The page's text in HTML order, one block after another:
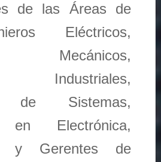
de las Áreas de
Eléctricos,
Mecánicos,
Industriales,
de Sistemas,
en Electrónica,
y Gerentes de